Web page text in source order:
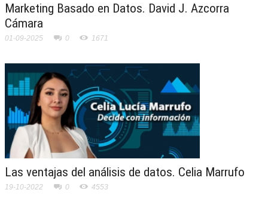
Marketing Basado en Datos. David J. Azcorra
Cámara
01-09-2025 0 1671
Las ventajas del análisis de datos. Celia Marrufo
19-10-2022 0 4553